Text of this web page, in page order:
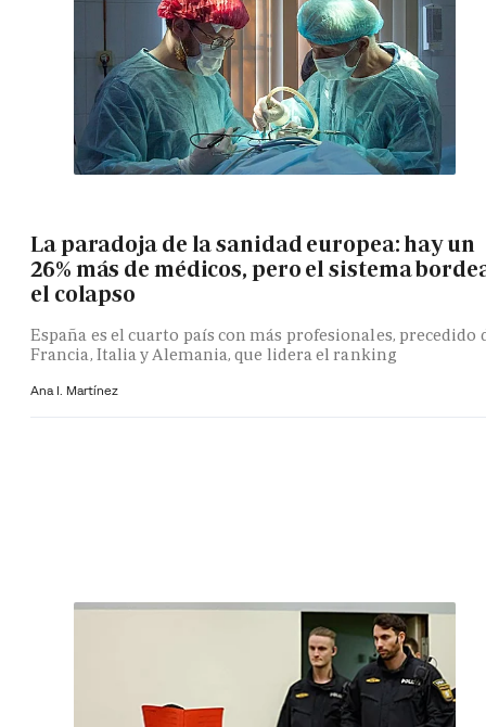
La paradoja de la sanidad europea: hay un
26% más de médicos, pero el sistema
el colapso
España es el cuarto país con más profesionales, precedido
Francia, Italia y Alemania, que lidera el ranking
Ana I. Martínez